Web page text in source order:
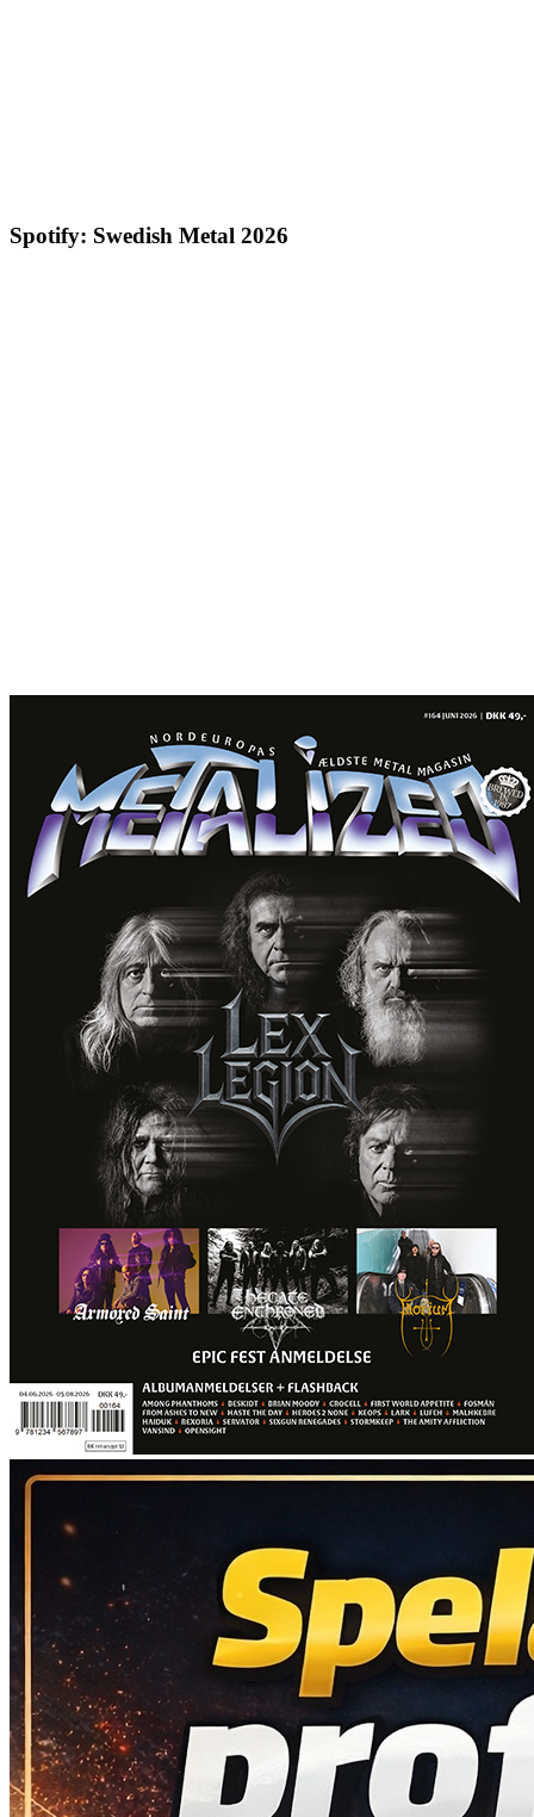
Spotify: Swedish Metal 2026